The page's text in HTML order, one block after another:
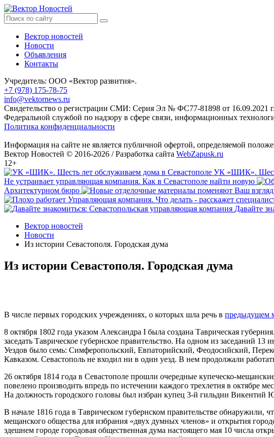
Вектор новостей
Новости
Объявления
Контакты
Учредитель: ООО «Вектор развития».
+7 (978) 175-78-75
info@vektornews.ru
Свидетельство о регистрации СМИ: Серия Эл № ФС77-81898 от 16.09.2021 г.
Федеральной службой по надзору в сфере связи, информационных
Политика конфиденциальности
Информация на сайте не является публичной офертой, определяемой
Вектор Новостей © 2016-2026 /Разработка сайта WebZapusk.ru
12+
УК «ШИК».
Не устраивает управляющая компания. Как в Севастополе найти новую
Архитектурном бюро
Давайте
Вектор новостей
Новости
Из истории Севастополя. Городская дума
Из истории Севастополя. Городская дума
В числе первых городских учреждениях, о которых шла речь в предыдущем
8 октября 1802 года указом Александра Ι была создана Таврическая
заседать Таврическое губернское правительство. На одном из заседаний
Уездов было семь: Симферопольский, Евпаторийский, Феодосийский,
Кавказом. Севастополь не входил ни в один уезд. В нем продолжали
26 октября 1814 года в Севастополе прошли очередные купеческо-
повелено производить впредь по истечении каждого трехлетия в октябре
На должность городского головы был избран купец 3-й гильдии Викентий
В начале 1816 года в Таврическом губернском правительстве обнаружили,
мещанского общества для избрания «двух думных членов» и открытия
здешнем городе городовая общественная дума настоящего мая 10 числа